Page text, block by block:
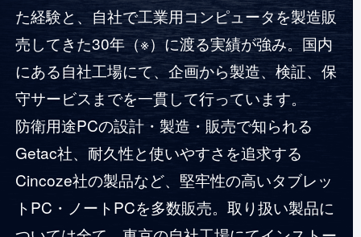
た経験と、自社で工業用コンピュータを製造販
売してきた30年（※）に渡る実績が強み。国内
にある自社工場にて、企画から製造、検証、保
守サービスまでを一貫して行っています。
防衛用途PCの設計・製造・販売で知られる
Getac社、耐久性と使いやすさを追求する
Cincoze社の製品など、堅牢性の高いタブレッ
トPC・ノートPCを多数販売。取り扱い製品に